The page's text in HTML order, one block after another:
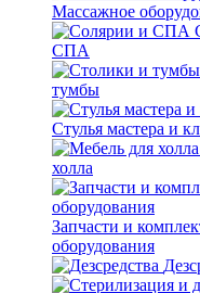
Массажное
СПА
тумбы
Стулья мастера и
холла
Запчасти и
оборудования